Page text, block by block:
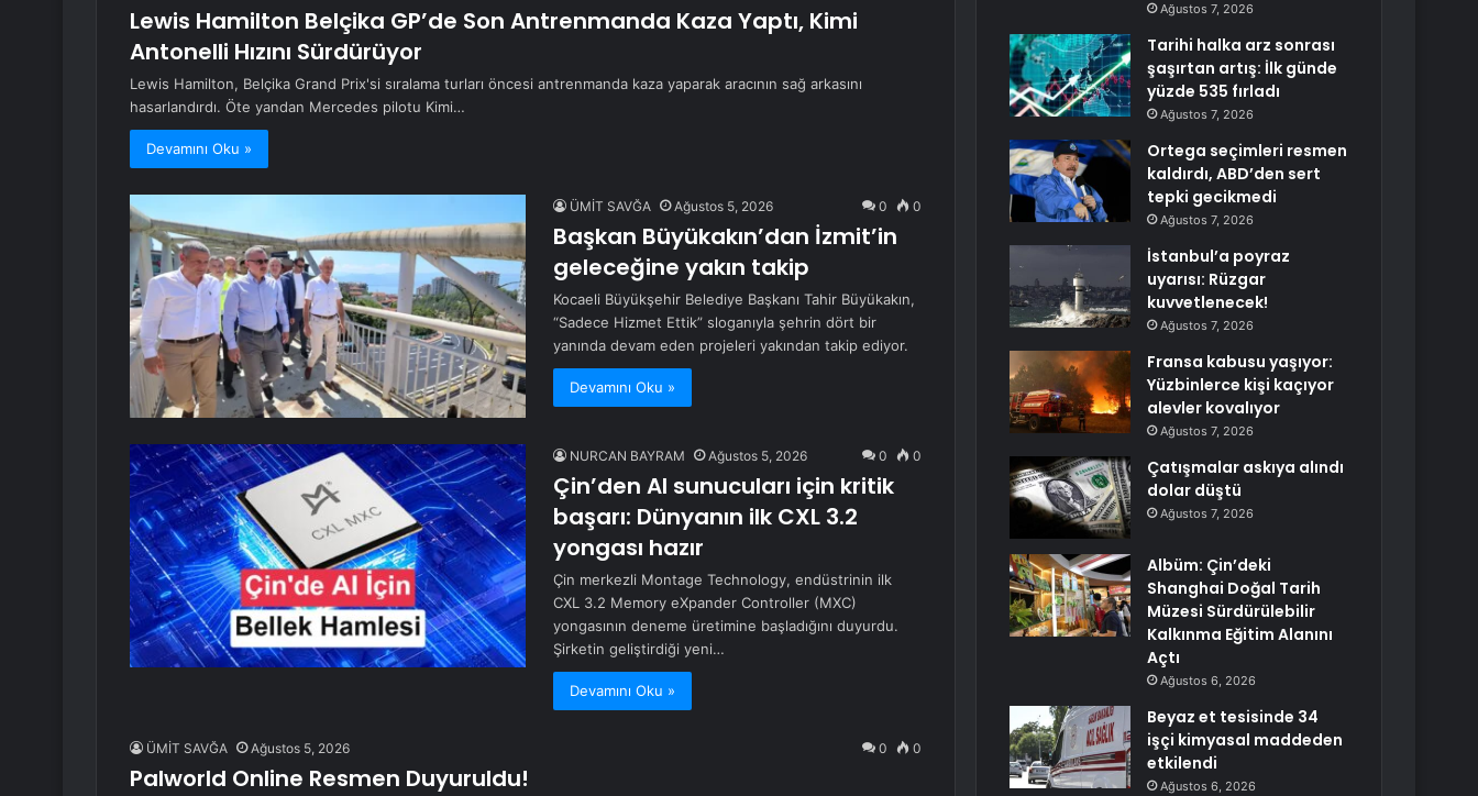
Lewis Hamilton Belçika GP’de Son Antrenmanda Kaza Yaptı, Kimi
Antonelli Hızını Sürdürüyor
Lewis Hamilton, Belçika Grand Prix'si sıralama turları öncesi antrenmanda kaza yaparak aracının sağ arkasını
hasarlandırdı. Öte yandan Mercedes pilotu Kimi…
Devamını Oku »
ÜMİT SAVĞA Ağustos 5, 2026 0 0
Başkan Büyükakın’dan İzmit’in
geleceğine yakın takip
Kocaeli Büyükşehir Belediye Başkanı Tahir Büyükakın,
“Sadece Hizmet Ettik” sloganıyla şehrin dört bir
yanında devam eden projeleri yakından takip ediyor.
Devamını Oku »
NURCAN BAYRAM Ağustos 5, 2026 0 0
Çin’den AI sunucuları için kritik
başarı: Dünyanın ilk CXL 3.2
yongası hazır
Çin merkezli Montage Technology, endüstrinin ilk
CXL 3.2 Memory eXpander Controller (MXC)
yongasının deneme üretimine başladığını duyurdu.
Şirketin geliştirdiği yeni…
Devamını Oku »
ÜMİT SAVĞA Ağustos 5, 2026 0 0
Palworld Online Resmen Duyuruldu!
Ağustos 7, 2026
Tarihi halka arz sonrası
şaşırtan artış: İlk günde
yüzde 535 fırladı
Ağustos 7, 2026
Ortega seçimleri resmen
kaldırdı, ABD’den sert
tepki gecikmedi
Ağustos 7, 2026
İstanbul’a poyraz
uyarısı: Rüzgar
kuvvetlenecek!
Ağustos 7, 2026
Fransa kabusu yaşıyor:
Yüzbinlerce kişi kaçıyor
alevler kovalıyor
Ağustos 7, 2026
Çatışmalar askıya alındı
dolar düştü
Ağustos 7, 2026
Albüm: Çin’deki
Shanghai Doğal Tarih
Müzesi Sürdürülebilir
Kalkınma Eğitim Alanını
Açtı
Ağustos 6, 2026
Beyaz et tesisinde 34
işçi kimyasal maddeden
etkilendi
Ağustos 6, 2026